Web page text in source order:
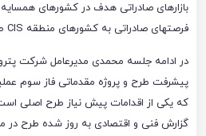
بازارهای صادراتی هدف در کشورهای
فرصتهای صادراتی به کشورهای منطقه CIS طراحی شده است.
در ادامه جلسه محمدی مدیرعامل شرکت
پیشرفت طرح و پروژه مقدماتی فاز سوم
که یکی از اقدامات پیش نیاز طرح اصلی
گزارش فنی و اقتصادی به روز شده طرح در